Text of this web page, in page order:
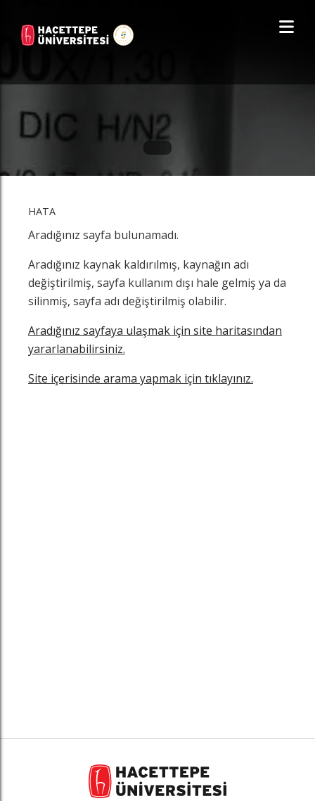
HATA
Aradığınız sayfa bulunamadı.
Aradığınız kaynak kaldırılmış, kaynağın adı
değiştirilmiş, sayfa kullanım dışı hale gelmiş ya da
silinmiş, sayfa adı değiştirilmiş olabilir.
Aradığınız sayfaya ulaşmak için site haritasından
yararlanabilirsiniz.
Site içerisinde arama yapmak için tıklayınız.